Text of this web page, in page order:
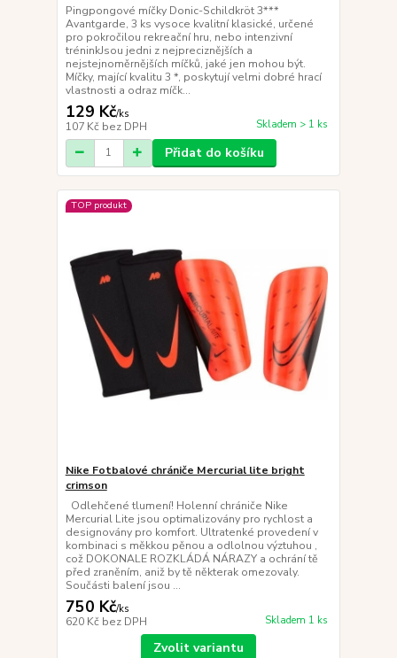
Pingpongové míčky Donic-Schildkröt 3***
Avantgarde, 3 ks vysoce kvalitní klasické, určené
pro pokročilou rekreační hru, nebo intenzivní
tréninkJsou jedni z nejpreciznějších a
nejstejnoměrnějších míčků, jaké jen mohou být.
Míčky, mající kvalitu 3 *, poskytují velmi dobré hrací
vlastnosti a odraz míčk...
129 Kč/ks
107 Kč bez DPH Skladem > 1 ks
Přidat do košíku
TOP produkt
Nike Fotbalové chrániče Mercurial lite bright
crimson
Odlehčené tlumení! Holenní chrániče Nike
Mercurial Lite jsou optimalizovány pro rychlost a
designovány pro komfort. Ultratenké provedení v
kombinaci s měkkou pěnou a odlolnou výztuhou ,
což DOKONALE ROZKLÁDÁ NÁRAZY a ochrání tě
před zraněním, aniž by tě některak omezovaly.
Součásti balení jsou ...
750 Kč/ks
620 Kč bez DPH Skladem 1 ks
Zvolit variantu